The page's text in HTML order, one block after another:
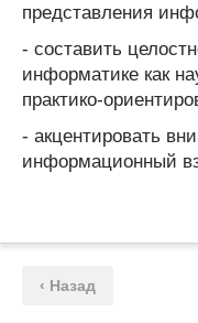
представления
- составить
информатике как
практико-
- акцентировать
информационный
‹ Назад